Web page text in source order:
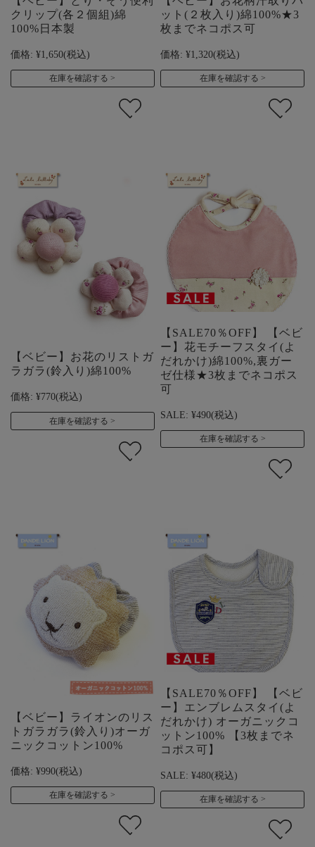
クリップ(各２個組)綿
100%日本製
価格: ¥1,650(税込)
在庫を確認する
ット(２枚入り)綿100%★3
枚までネコポス可
価格: ¥1,320(税込)
在庫を確認する
【ベビー】お花のリストガ
ラガラ(鈴入り)綿100%
価格: ¥770(税込)
在庫を確認する
【SALE70％OFF】 【ベビ
ー】花モチーフスタイ(よ
だれかけ)綿100%,裏ガー
ゼ仕様★3枚までネコポス
可
SALE: ¥490(税込)
在庫を確認する
【ベビー】ライオンのリス
トガラガラ(鈴入り)オーガ
ニックコットン100%
価格: ¥990(税込)
在庫を確認する
【SALE70％OFF】 【ベビ
ー】エンブレムスタイ(よ
だれかけ) オーガニックコ
ットン100% 【3枚までネ
コポス可】
SALE: ¥480(税込)
在庫を確認する